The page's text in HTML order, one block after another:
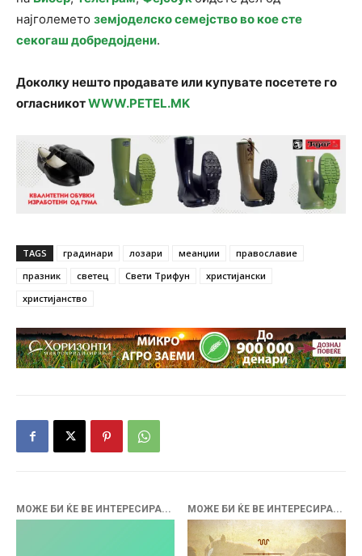
најголемето земјоделско семејство во кое сте
секогаш добредојдени.
Доколку нешто продавате или купувате посетете го
огласникотWWW.PETEL.MK
TAGS градинари лозари меанџии
православие
празник
светец Свети Трифун
христијански
христијанство
МОЖЕ БИ ЌЕ ВЕ ИНТЕРЕСИРА... МОЖЕ БИ ЌЕ ВЕ ИНТЕРЕСИРА...